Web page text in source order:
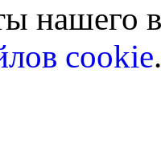
нашего
cookie.